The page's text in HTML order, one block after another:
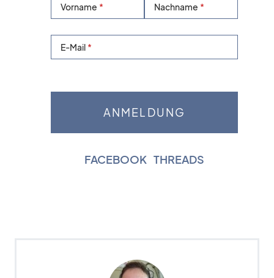
Vorname Nachname
E-Mail
FACEBOOK THREADS